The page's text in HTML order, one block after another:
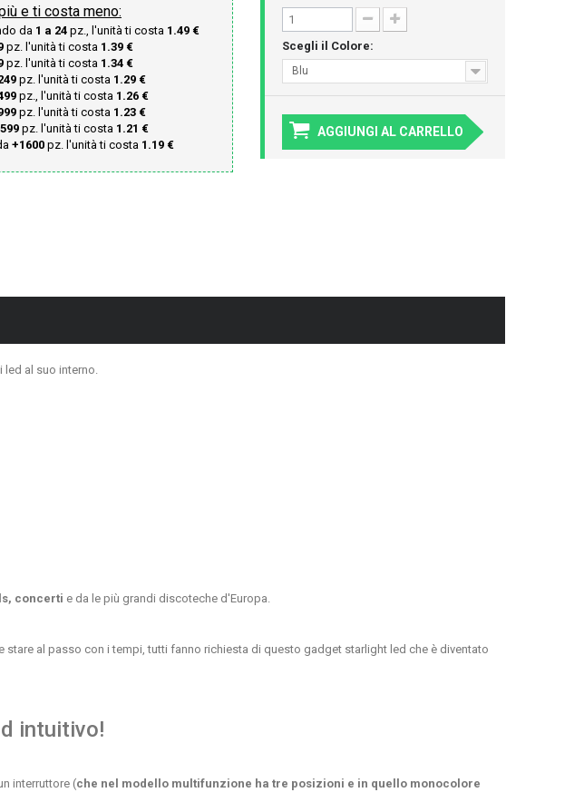
e ti costa meno:
da 1 a 24pz., l'unità ti costa 1.49 €
pz. l'unità ti costa 1.39 €
pz. l'unità ti costa 1.34 €
pz. l'unità ti costa 1.29 €
pz., l'unità ti costa 1.26 €
pz. l'unità ti costa 1.23 €
pz. l'unità ti costa 1.21 €
+1600pz. l'unità ti costa 1.19 €
Scegli il Colore:
Blu
AGGIUNGI AL CARRELLO
al suo interno.
concerti e da le più grandi discoteche d'Europa.
al passo con i tempi, tutti fanno richiesta di questo gadget starlight led che è diventato
intuitivo!
interruttore (che nel modello multifunzione ha tre posizioni e in quello monocolore